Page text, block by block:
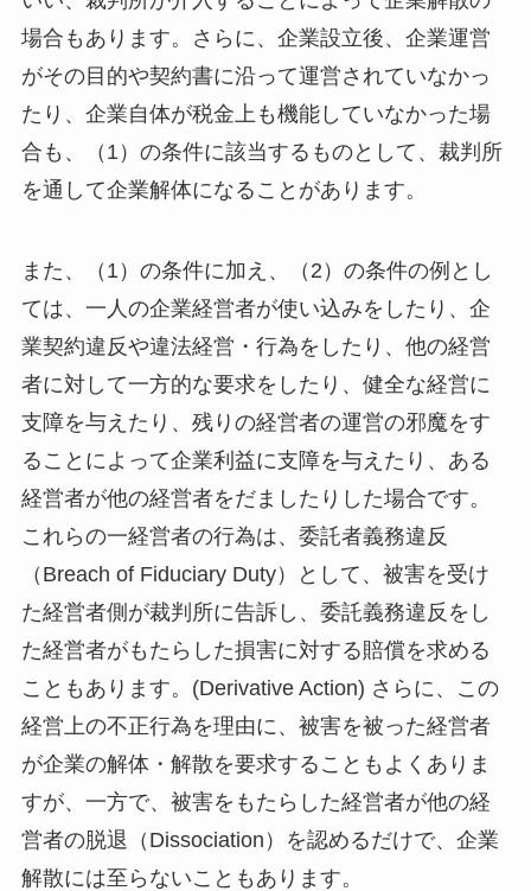
場合もあります。さらに、企業設立後、企業運営
がその目的や契約書に沿って運営されていなかっ
たり、企業自体が税金上も機能していなかった場
合も、（1）の条件に該当するものとして、裁判所
を通して企業解体になることがあります。
また、（1）の条件に加え、（2）の条件の例とし
ては、一人の企業経営者が使い込みをしたり、企
業契約違反や違法経営・行為をしたり、他の経営
者に対して一方的な要求をしたり、健全な経営に
支障を与えたり、残りの経営者の運営の邪魔をす
ることによって企業利益に支障を与えたり、ある
経営者が他の経営者をだましたりした場合です。
これらの一経営者の行為は、委託者義務違反
（Breach of Fiduciary Duty）として、被害を受け
た経営者側が裁判所に告訴し、委託義務違反をし
た経営者がもたらした損害に対する賠償を求める
こともあります。(Derivative Action) さらに、この
経営上の不正行為を理由に、被害を被った経営者
が企業の解体・解散を要求することもよくありま
すが、一方で、被害をもたらした経営者が他の経
営者の脱退（Dissociation）を認めるだけで、企業
解散には至らないこともあります。